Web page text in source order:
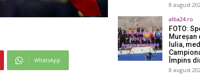
WhatsApp
8 august
alba24.ro
FOTO:
Mureșan
Iulia,
Împins
8 august